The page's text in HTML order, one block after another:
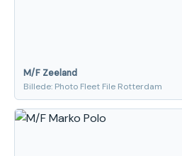
M/F Zeeland
Billede: Photo Fleet File Rotterdam